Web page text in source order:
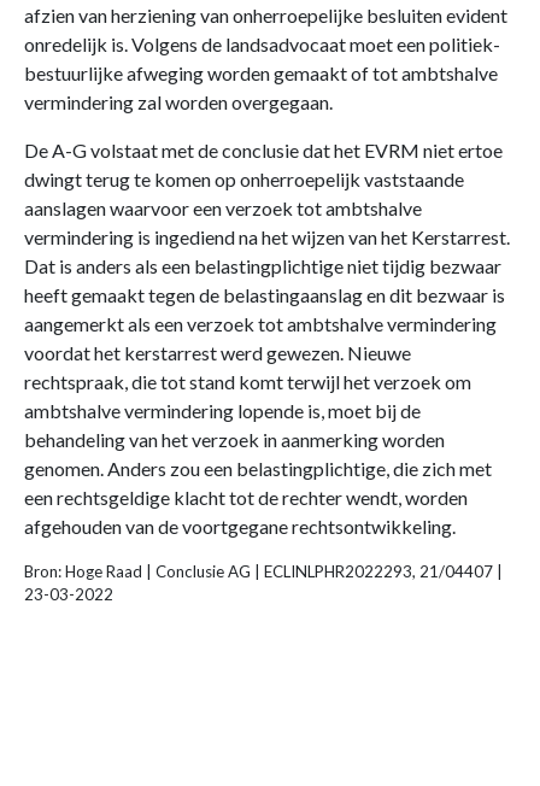
afzien van herziening van onherroepelijke besluiten evident
onredelijk is. Volgens de landsadvocaat moet een politiek-
bestuurlijke afweging worden gemaakt of tot ambtshalve
vermindering zal worden overgegaan.
De A-G volstaat met de conclusie dat het EVRM niet ertoe
dwingt terug te komen op onherroepelijk vaststaande
aanslagen waarvoor een verzoek tot ambtshalve
vermindering is ingediend na het wijzen van het Kerstarrest.
Dat is anders als een belastingplichtige niet tijdig bezwaar
heeft gemaakt tegen de belastingaanslag en dit bezwaar is
aangemerkt als een verzoek tot ambtshalve vermindering
voordat het kerstarrest werd gewezen. Nieuwe
rechtspraak, die tot stand komt terwijl het verzoek om
ambtshalve vermindering lopende is, moet bij de
behandeling van het verzoek in aanmerking worden
genomen. Anders zou een belastingplichtige, die zich met
een rechtsgeldige klacht tot de rechter wendt, worden
afgehouden van de voortgegane rechtsontwikkeling.
Bron: Hoge Raad | Conclusie AG | ECLINLPHR2022293, 21/04407 |
23-03-2022